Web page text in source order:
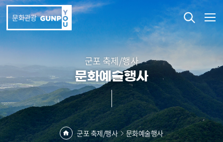
본문 바로가기
문화관광
군포 축제/행사
문화예술행사
군포 축제/행사 문화예술행사